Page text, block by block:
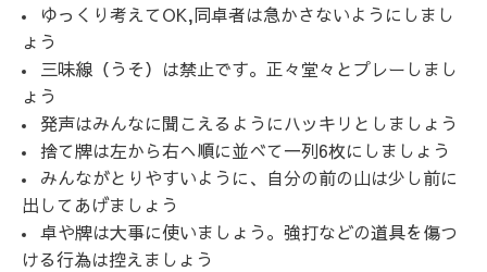
ゆっくり考えてOK,同卓者は急かさないようにしまし
ょう
三味線（うそ）は禁止です。正々堂々とプレーしまし
ょう
発声はみんなに聞こえるようにハッキリとしましょう
捨て牌は左から右へ順に並べて一列6枚にしましょう
みんながとりやすいように、自分の前の山は少し前に
出してあげましょう
卓や牌は大事に使いましょう。強打などの道具を傷つ
ける行為は控えましょう